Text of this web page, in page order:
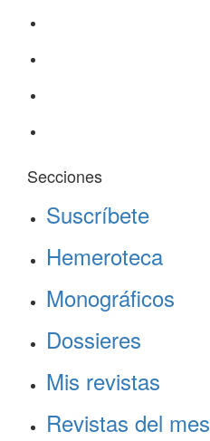
Secciones
Suscríbete
Hemeroteca
Monográficos
Dossieres
Mis revistas
Revistas del mes